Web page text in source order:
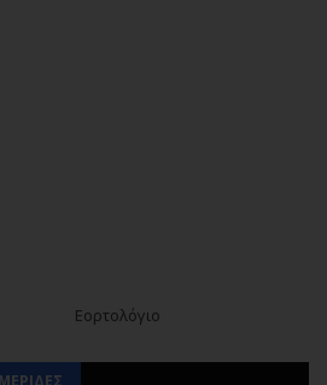
Εορτολόγιο